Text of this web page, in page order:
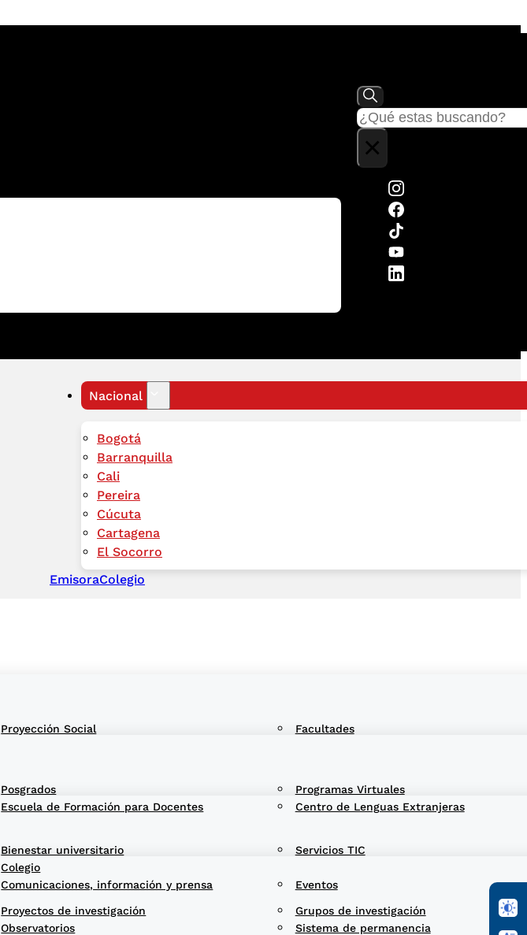
Buscar
×
Nacional
Bogotá
Barranquilla
Cali
Pereira
Cúcuta
Cartagena
El Socorro
EmisoraColegio
Proyección Social Facultades
Escuela de Formación para Docentes Centro de Lenguas Extranjeras
Comunicaciones, información y prensa Eventos
Posgrados Programas Virtuales
Colegio
Bienestar universitario Servicios TIC
Observatorios Sistema de permanencia
Proyectos de investigación Grupos de investigación